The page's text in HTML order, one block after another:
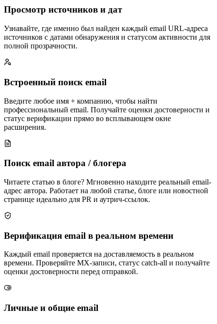
Просмотр источников и дат
Узнавайте, где именно был найден каждый email URL-адреса
источников с датами обнаружения и статусом активности для
полной прозрачности.
Встроенный поиск email
Введите любое имя + компанию, чтобы найти
профессиональный email. Получайте оценки достоверности и
статус верификации прямо во всплывающем окне
расширения.
Поиск email автора / блогера
Читаете статью в блоге? Мгновенно находите реальный email-
адрес автора. Работает на любой статье, блоге или новостной
странице идеально для PR и аутрич-ссылок.
Верификация email в реальном времени
Каждый email проверяется на доставляемость в реальном
времени. Проверяйте MX-записи, статус catch-all и получайте
оценки достоверности перед отправкой.
Личные и общие email